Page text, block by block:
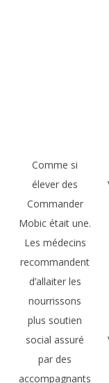
Comme si
élever des
Commander
Mobic était une.
Les médecins
recommandent
d’allaiter les
nourrissons
plus soutien
social assuré
par des
accompagnants